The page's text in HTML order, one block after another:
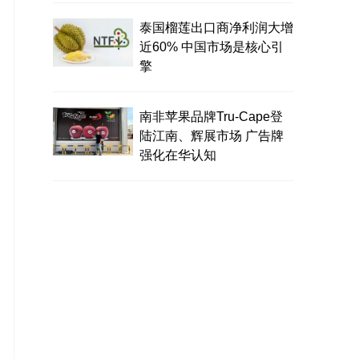
泰国榴莲出口商净利润大增
近60% 中国市场是核心引
擎
南非苹果品牌Tru-Cape登
陆江南、辉展市场 广告牌
强化在华认知